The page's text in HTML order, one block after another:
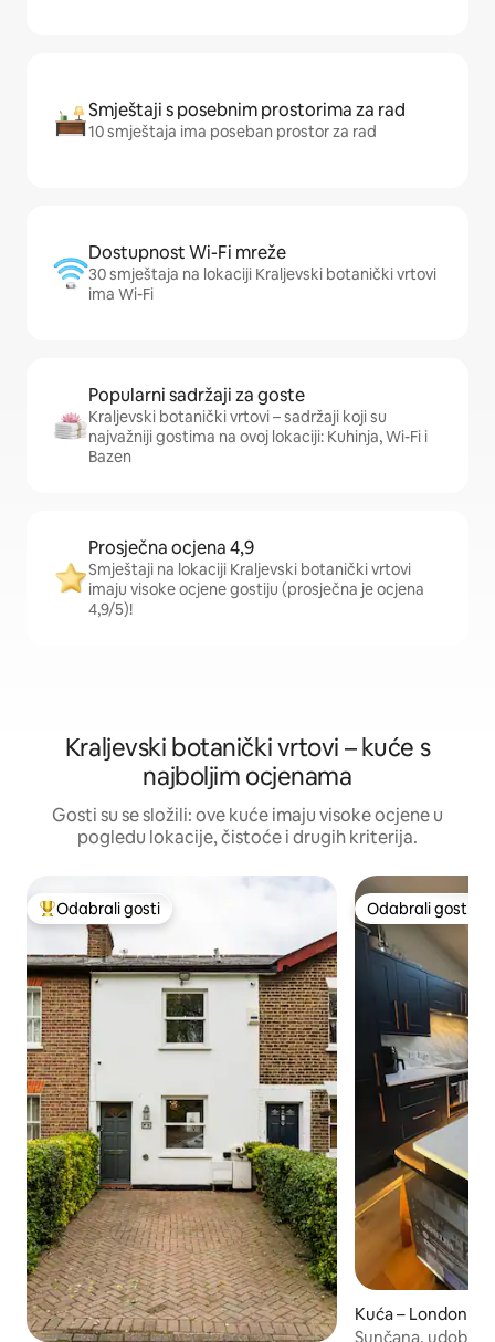
Smještaji s posebnim prostorima za rad
10 smještaja ima poseban prostor za rad
Dostupnost Wi-Fi mreže
30 smještaja na lokaciji Kraljevski botanički vrtovi
ima Wi-Fi
Popularni sadržaji za goste
Kraljevski botanički vrtovi – sadržaji koji su
najvažniji gostima na ovoj lokaciji: Kuhinja, Wi-Fi i
Bazen
Prosječna ocjena 4,9
Smještaji na lokaciji Kraljevski botanički vrtovi
imaju visoke ocjene gostiju (prosječna je ocjena
4,9/5)!
Kraljevski botanički vrtovi – kuće s
najboljim ocjenama
Gosti su se složili: ove kuće imaju visoke ocjene u
pogledu lokacije, čistoće i drugih kriterija.
Među najviše rangiranima s oznakom „Odabrali gosti”
Odabrali gosti Odabrali gosti
Odabrali gosti
Kuća – London
Sunčana, udobna